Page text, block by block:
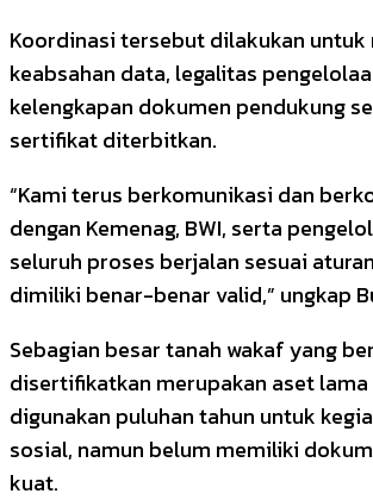
Koordinasi tersebut dilakukan untuk
keabsahan data, legalitas
kelengkapan dokumen pendukung
sertifikat diterbitkan.
“Kami terus berkomunikasi dan
dengan Kemenag, BWI, serta
seluruh proses berjalan sesuai
dimiliki benar-benar valid,” ungkap
Sebagian besar tanah wakaf yang
disertifikatkan merupakan aset
digunakan puluhan tahun untuk
sosial, namun belum memiliki
kuat.